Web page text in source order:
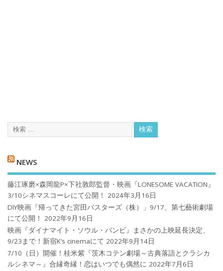
NEWS
藤江琢磨×森岡龍P×下社敦郎監督・映画『LONESOME VACATION』
3/10シネマスコーレにて公開！
2024年3月16日
DIY映画『帰ってきた宮田バスターズ（株）」9/17、第七藝術劇場
にて公開！
2022年9月16日
映画『ダイナマイト・ソウル・バンビ』まさかの上映延長決定、
9/23まで！新宿K’s cinemaにて 2022年9月14日
7/10（日）開催！桂米紫『茨木コテン劇場～古典落語とクラシカ
ルシネマ～』合縁奇縁！恋はいつでも偶然に 2022年7月6日